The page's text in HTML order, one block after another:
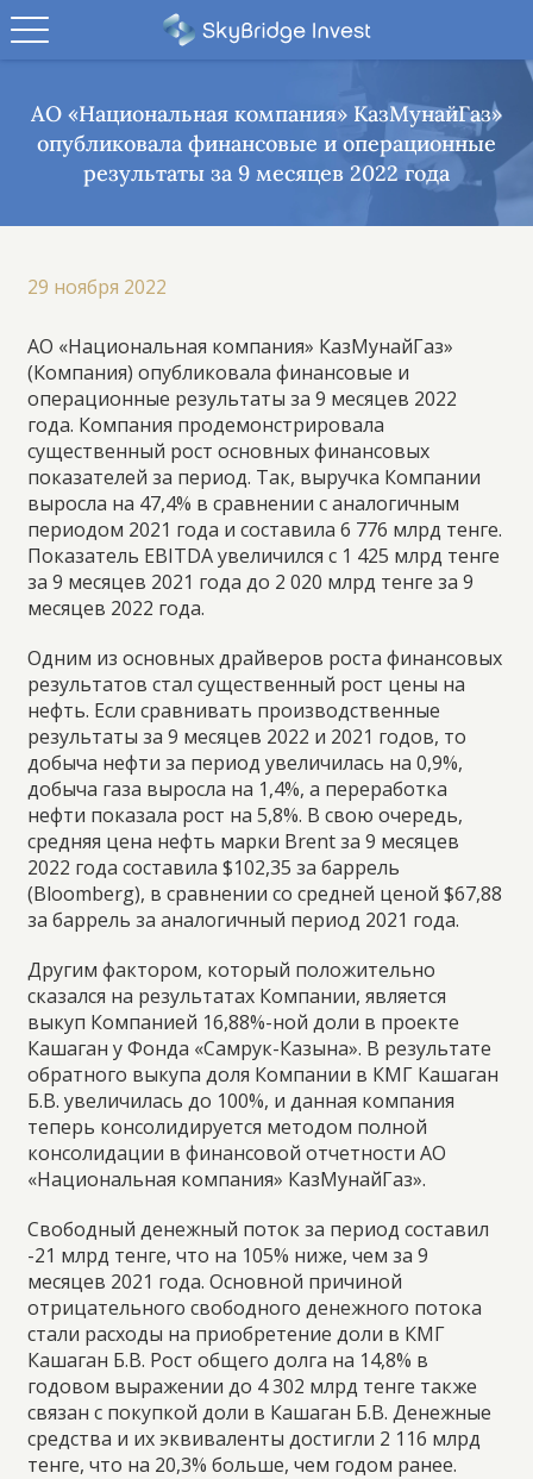
АО «Национальная компания» КазМунайГаз»
опубликовала финансовые и операционные
результаты за 9 месяцев 2022 года
29 ноября 2022
АО «Национальная компания» КазМунайГаз»
(Компания) опубликовала финансовые и
операционные результаты за 9 месяцев 2022
года. Компания продемонстрировала
существенный рост основных финансовых
показателей за период. Так, выручка Компании
выросла на 47,4% в сравнении с аналогичным
периодом 2021 года и составила 6 776 млрд тенге.
Показатель EBITDA увеличился с 1 425 млрд тенге
за 9 месяцев 2021 года до 2 020 млрд тенге за 9
месяцев 2022 года.
Одним из основных драйверов роста финансовых
результатов стал существенный рост цены на
нефть. Если сравнивать производственные
результаты за 9 месяцев 2022 и 2021 годов, то
добыча нефти за период увеличилась на 0,9%,
добыча газа выросла на 1,4%, а переработка
нефти показала рост на 5,8%. В свою очередь,
средняя цена нефть марки Brent за 9 месяцев
2022 года составила $102,35 за баррель
(Bloomberg), в сравнении со средней ценой $67,88
за баррель за аналогичный период 2021 года.
Другим фактором, который положительно
сказался на результатах Компании, является
выкуп Компанией 16,88%-ной доли в проекте
Кашаган у Фонда «Самрук-Казына». В результате
обратного выкупа доля Компании в КМГ Кашаган
Б.В. увеличилась до 100%, и данная компания
теперь консолидируется методом полной
консолидации в финансовой отчетности АО
«Национальная компания» КазМунайГаз».
Свободный денежный поток за период составил
-21 млрд тенге, что на 105% ниже, чем за 9
месяцев 2021 года. Основной причиной
отрицательного свободного денежного потока
стали расходы на приобретение доли в КМГ
Кашаган Б.В. Рост общего долга на 14,8% в
годовом выражении до 4 302 млрд тенге также
связан с покупкой доли в Кашаган Б.В. Денежные
средства и их эквиваленты достигли 2 116 млрд
тенге, что на 20,3% больше, чем годом ранее.